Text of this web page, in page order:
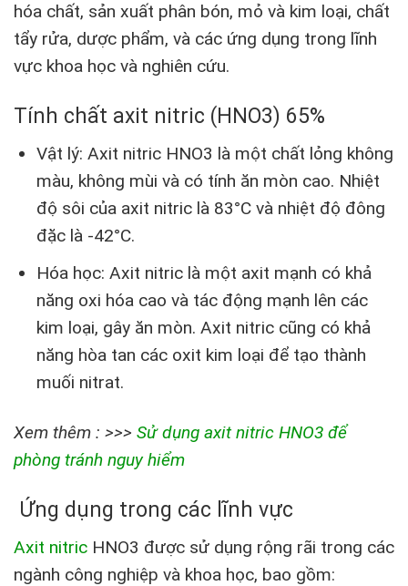
hóa chất, sản xuất phân bón, mỏ và kim loại, chất
tẩy rửa, dược phẩm, và các ứng dụng trong lĩnh
vực khoa học và nghiên cứu.
Tính chất axit nitric (HNO3) 65%
Vật lý: Axit nitric HNO3 là một chất lỏng không
màu, không mùi và có tính ăn mòn cao. Nhiệt
độ sôi của axit nitric là 83°C và nhiệt độ đông
đặc là -42°C.
Hóa học: Axit nitric là một axit mạnh có khả
năng oxi hóa cao và tác động mạnh lên các
kim loại, gây ăn mòn. Axit nitric cũng có khả
năng hòa tan các oxit kim loại để tạo thành
muối nitrat.
Xem thêm : >>> Sử dụng axit nitric HNO3 để
phòng tránh nguy hiểm
Ứng dụng trong các lĩnh vực
Axit nitric HNO3 được sử dụng rộng rãi trong các
ngành công nghiệp và khoa học, bao gồm: